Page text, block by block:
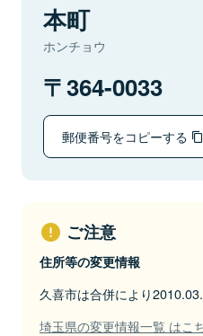
本町
ホンチョウ
364-0033
郵便番号をコピーする
ご注意
住所等の変更情報
久喜市は合併により
埼玉県の変更情報一覧 はこ